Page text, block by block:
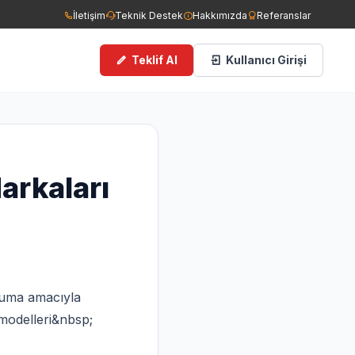
İletişim Teknik Destek Hakkımızda Referanslar
Kontrol Sistemleri
Teklif Al Kullanıcı Girişi
amacıyla